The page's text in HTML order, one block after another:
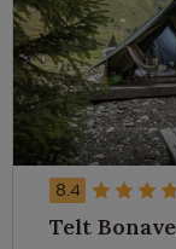
8.4
Telt